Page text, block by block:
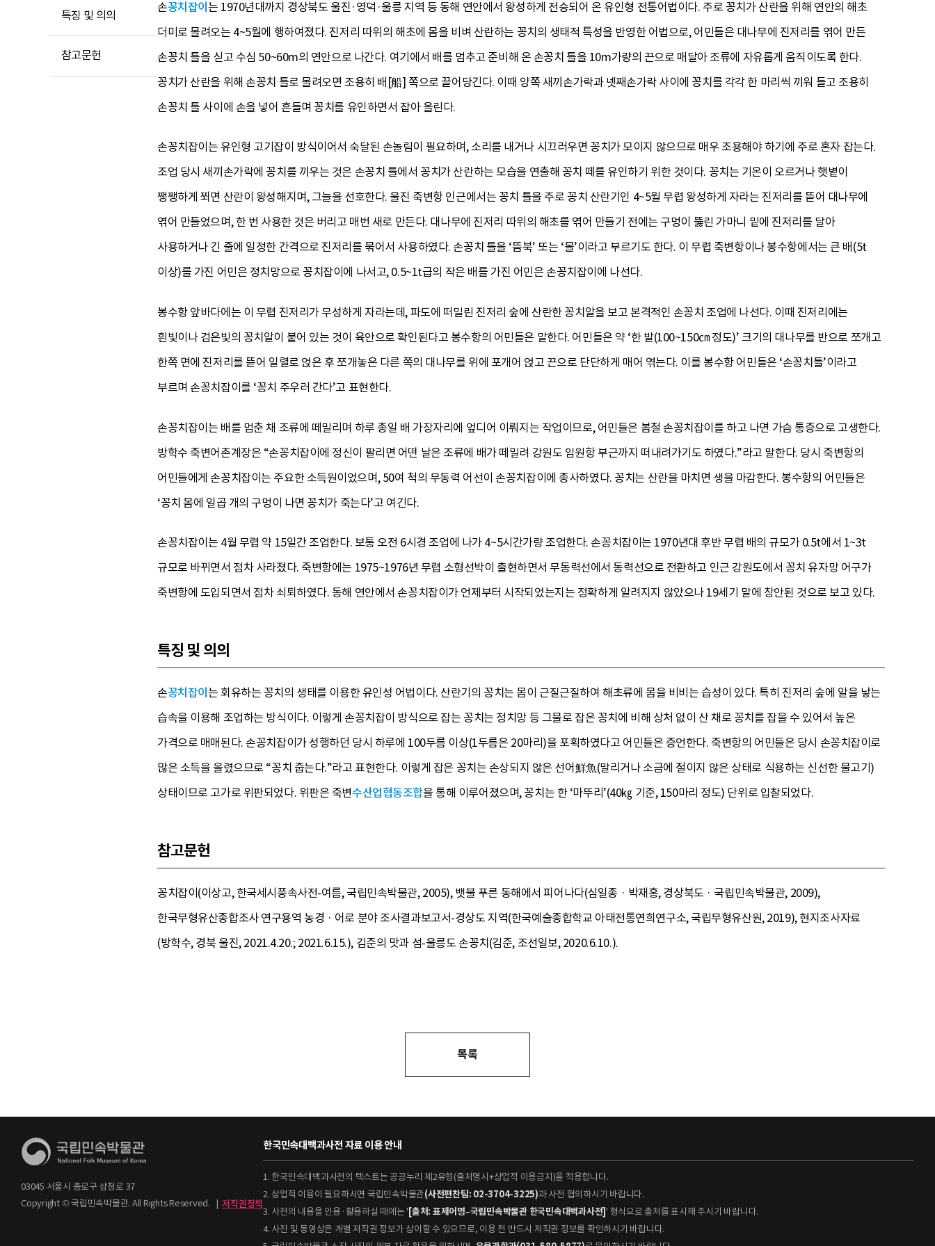
특징 및 의의
참고문헌
손꽁치잡이는 1970년대까지 경상북도 울진·영덕·울릉 지역 등 동해 연안에서 왕성하게 전승되어 온 유인형 전통어법이다. 주로 꽁치가 산란을 위해 연안의 해초
더미로 몰려오는 4~5월에 행하여졌다. 진저리 따위의 해초에 몸을 비벼 산란하는 꽁치의 생태적 특성을 반영한 어법으로, 어민들은 대나무에 진저리를 엮어 만든
손꽁치 틀을 싣고 수심 50~60m의 연안으로 나간다. 여기에서 배를 멈추고 준비해 온 손꽁치 틀을 10m가량의 끈으로 매달아 조류에 자유롭게 움직이도록 한다.
꽁치가 산란을 위해 손꽁치 틀로 몰려오면 조용히 배[船] 쪽으로 끌어당긴다. 이때 양쪽 새끼손가락과 넷째손가락 사이에 꽁치를 각각 한 마리씩 끼워 들고 조용히
손꽁치 틀 사이에 손을 넣어 흔들며 꽁치를 유인하면서 잡아 올린다.
손꽁치잡이는 유인형 고기잡이 방식이어서 숙달된 손놀림이 필요하며, 소리를 내거나 시끄러우면 꽁치가 모이지 않으므로 매우 조용해야 하기에 주로 혼자 잡는다.
조업 당시 새끼손가락에 꽁치를 끼우는 것은 손꽁치 틀에서 꽁치가 산란하는 모습을 연출해 꽁치 떼를 유인하기 위한 것이다. 꽁치는 기온이 오르거나 햇볕이
쨍쨍하게 쬐면 산란이 왕성해지며, 그늘을 선호한다. 울진 죽변항 인근에서는 꽁치 틀을 주로 꽁치 산란기인 4~5월 무렵 왕성하게 자라는 진저리를 뜯어 대나무에
엮어 만들었으며, 한 번 사용한 것은 버리고 매번 새로 만든다. 대나무에 진저리 따위의 해초를 엮어 만들기 전에는 구멍이 뚫린 가마니 밑에 진저리를 달아
사용하거나 긴 줄에 일정한 간격으로 진저리를 묶어서 사용하였다. 손꽁치 틀을 ‘뜸북’ 또는 ‘몰’이라고 부르기도 한다. 이 무렵 죽변항이나 봉수항에서는 큰 배(5t
이상)를 가진 어민은 정치망으로 꽁치잡이에 나서고, 0.5~1t급의 작은 배를 가진 어민은 손꽁치잡이에 나선다.
봉수항 앞바다에는 이 무렵 진저리가 무성하게 자라는데, 파도에 떠밀린 진저리 숲에 산란한 꽁치알을 보고 본격적인 손꽁치 조업에 나선다. 이때 진저리에는
흰빛이나 검은빛의 꽁치알이 붙어 있는 것이 육안으로 확인된다고 봉수항의 어민들은 말한다. 어민들은 약 ‘한 발(100~150㎝ 정도)’ 크기의 대나무를 반으로 쪼개고
한쪽 면에 진저리를 뜯어 일렬로 얹은 후 쪼개놓은 다른 쪽의 대나무를 위에 포개어 얹고 끈으로 단단하게 매어 엮는다. 이를 봉수항 어민들은 ‘손꽁치틀’이라고
부르며 손꽁치잡이를 ‘꽁치 주우러 간다’고 표현한다.
손꽁치잡이는 배를 멈춘 채 조류에 떼밀리며 하루 종일 배 가장자리에 엎디어 이뤄지는 작업이므로, 어민들은 봄철 손꽁치잡이를 하고 나면 가슴 통증으로 고생한다.
방학수 죽변어촌계장은 “손꽁치잡이에 정신이 팔리면 어떤 날은 조류에 배가 떼밀려 강원도 임원항 부근까지 떠내려가기도 하였다.”라고 말한다. 당시 죽변항의
어민들에게 손꽁치잡이는 주요한 소득원이었으며, 50여 척의 무동력 어선이 손꽁치잡이에 종사하였다. 꽁치는 산란을 마치면 생을 마감한다. 봉수항의 어민들은
‘꽁치 몸에 일곱 개의 구멍이 나면 꽁치가 죽는다’고 여긴다.
손꽁치잡이는 4월 무렵 약 15일간 조업한다. 보통 오전 6시경 조업에 나가 4~5시간가량 조업한다. 손꽁치잡이는 1970년대 후반 무렵 배의 규모가 0.5t에서 1~3t
규모로 바뀌면서 점차 사라졌다. 죽변항에는 1975~1976년 무렵 소형선박이 출현하면서 무동력선에서 동력선으로 전환하고 인근 강원도에서 꽁치 유자망 어구가
죽변항에 도입되면서 점차 쇠퇴하였다. 동해 연안에서 손꽁치잡이가 언제부터 시작되었는지는 정확하게 알려지지 않았으나 19세기 말에 창안된 것으로 보고 있다.
특징 및 의의
손꽁치잡이 는 회유하는 꽁치의 생태를 이용한 유인성 어법이다. 산란기의 꽁치는 몸이 근질근질하여 해초류에 몸을 비비는 습성이 있다. 특히 진저리 숲에 알을 낳는
습속을 이용해 조업하는 방식이다. 이렇게 손꽁치잡이 방식으로 잡는 꽁치는 정치망 등 그물로 잡은 꽁치에 비해 상처 없이 산 채로 꽁치를 잡을 수 있어서 높은
가격으로 매매된다. 손꽁치잡이가 성행하던 당시 하루에 100두름 이상(1두름은 20마리)을 포획하였다고 어민들은 증언한다. 죽변항의 어민들은 당시 손꽁치잡이로
많은 소득을 올렸으므로 “꽁치 줍는다.”라고 표현한다. 이렇게 잡은 꽁치는 손상되지 않은 선어鮮魚(말리거나 소금에 절이지 않은 상태로 식용하는 신선한 물고기)
상태이므로 고가로 위판되었다. 위판은 죽변수산업협동조합을 통해 이루어졌으며, 꽁치는 한 ‘마뚜리’(40㎏ 기준, 150마리 정도) 단위로 입찰되었다.
참고문헌
꽁치잡이(이상고, 한국세시풍속사전-여름, 국립민속박물관, 2005), 뱃불 푸른 동해에서 피어나다(심일종 · 박재홍, 경상북도 · 국립민속박물관, 2009),
한국무형유산종합조사 연구용역 농경 · 어로 분야 조사결과보고서-경상도 지역(한국예술종합학교 아태전통연희연구소, 국립무형유산원, 2019), 현지조사자료
(방학수, 경북 울진, 2021.4.20.; 2021.6.15.), 김준의 맛과 섬-울릉도 손꽁치(김준, 조선일보, 2020.6.10.).
목록
03045 서울시 종로구 삼청로 37
Copyright © 국립민속박물관. All Rights Reserved.
| 저작권정책
한국민속대백과사전 자료 이용 안내
1. 한국민속대백과사전의 텍스트는 공공누리 제2유형(출처명시+상업적 이용금지)을 적용합니다.
2. 상업적 이용이 필요하시면 국립민속박물관(사전편찬팀: 02-3704-3225)과 사전 협의하시기 바랍니다.
3. 사전의 내용을 인용·활용하실 때에는 ' [출처: 표제어명–국립민속박물관 한국민속대백과사전] ' 형식으로 출처를 표시해 주시기 바랍니다.
4. 사진 및 동영상은 개별 저작권 정보가 상이할 수 있으므로, 이용 전 반드시 저작권 정보를 확인하시기 바랍니다.